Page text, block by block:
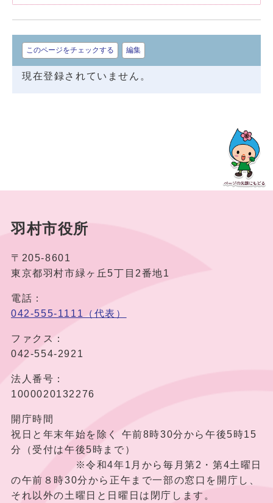
このページをチェックする 編集
現在登録されていません。
羽村市役所
〒205-8601
東京都羽村市緑ヶ丘5丁目2番地1
電話：
042-555-1111（代表）
ファクス：
042-554-2921
法人番号：
1000020132276
開庁時間
祝日と年末年始を除く 午前8時30分から午後5時15
分（受付は午後5時まで）
※令和4年1月から毎月第2・第4土曜日
の午前８時30分から正午まで一部の窓口を開庁し、
それ以外の土曜日と日曜日は閉庁します。